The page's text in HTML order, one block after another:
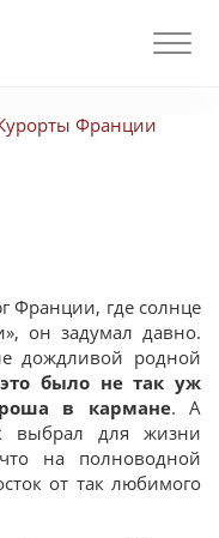
Франции
Франции, где солнце
он задумал давно.
дождливой родной
было не так уж
в кармане. А
выбрал для жизни
на полноводной
от так любимого